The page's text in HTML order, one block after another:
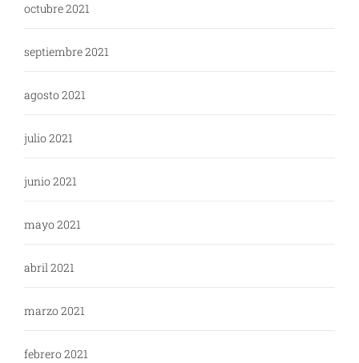
octubre 2021
septiembre 2021
agosto 2021
julio 2021
junio 2021
mayo 2021
abril 2021
marzo 2021
febrero 2021